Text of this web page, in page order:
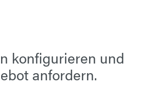
konfigurieren und
anfordern.